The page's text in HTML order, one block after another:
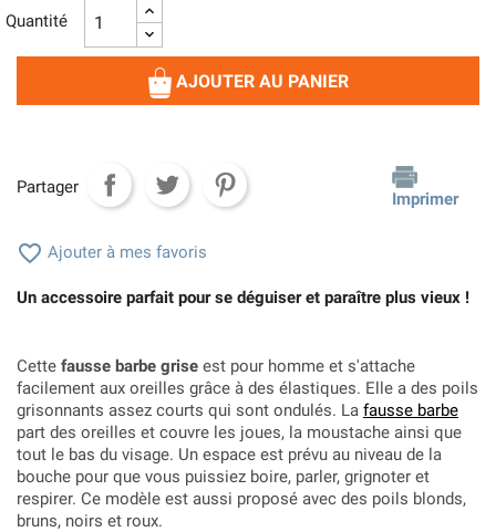
Quantité
AJOUTER AU PANIER
Partager
Imprimer
 Ajouter à mes favoris
Un accessoire parfait pour se déguiser et paraître plus vieux !
Cette fausse barbe grise est pour homme et s'attache
facilement aux oreilles grâce à des élastiques. Elle a des poils
grisonnants assez courts qui sont ondulés. La fausse barbe
part des oreilles et couvre les joues, la moustache ainsi que
tout le bas du visage. Un espace est prévu au niveau de la
bouche pour que vous puissiez boire, parler, grignoter et
respirer. Ce modèle est aussi proposé avec des poils blonds,
bruns, noirs et roux.